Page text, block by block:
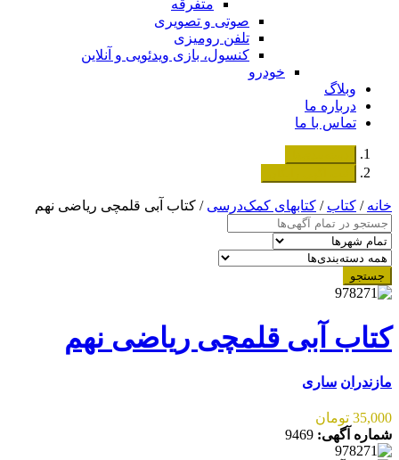
متفرقه
صوتی و تصویری
تلفن رومیزی
کنسول، بازی‌ ویدئویی و آنلاین
خودرو
وبلاگ
درباره ما
تماس با ما
خانه/ کتاب/ کتابهای کمک‌درسی / کتاب آبی قلمچی ریاضی نهم
جستجو
کتاب آبی قلمچی ریاضی نهم
مازندران ساری
35,000 تومان
شماره آگهی: 9469